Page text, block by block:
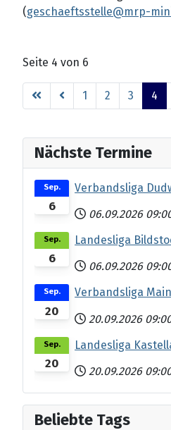
(geschaeftsstelle@mrp-
Seite 4 von 6
1 2 3 4
Nächste Termine
6
Sep.
Verbandsliga
06.09.2026
6
Sep.
Landesliga
06.09.2026
20
Sep.
Verbandsliga
20.09.2026
20
Sep.
Landesliga
20.09.2026
Beliebte Tags